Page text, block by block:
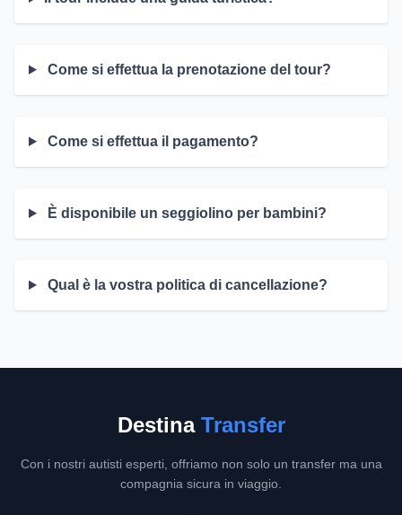
Come si effettua la prenotazione del tour?
Come si effettua il pagamento?
È disponibile un seggiolino per bambini?
Qual è la vostra politica di cancellazione?
DestinaTransfer
Con i nostri autisti esperti, offriamo non solo un transfer ma una
compagnia sicura in viaggio.